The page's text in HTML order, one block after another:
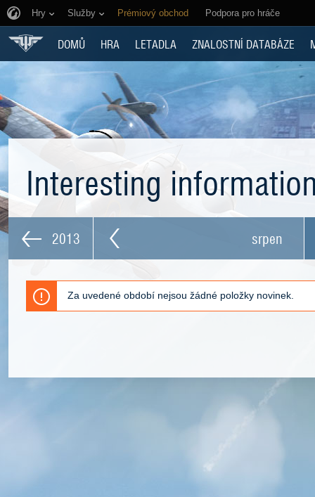
Hry Služby Prémiový obchod Podpora pro hráče
DOMŮ HRA LETADLA ZNALOSTNÍ DATABÁZE
Interesting
2013 srpen
Za uvedené období nejsou žádné položky novinek.